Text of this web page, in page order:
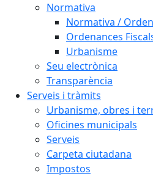
Normativa
Normativa /
Ordenances
Urbanisme
Seu electrònica
Transparència
Serveis i tràmits
Urbanisme, obres i
Oficines municipals
Serveis
Carpeta ciutadana
Impostos